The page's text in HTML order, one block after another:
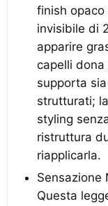
finish
invisibile di
apparire
capelli
supporta
strutturati;
styling
ristruttura
riapplicarla.
Sensazione
Questa